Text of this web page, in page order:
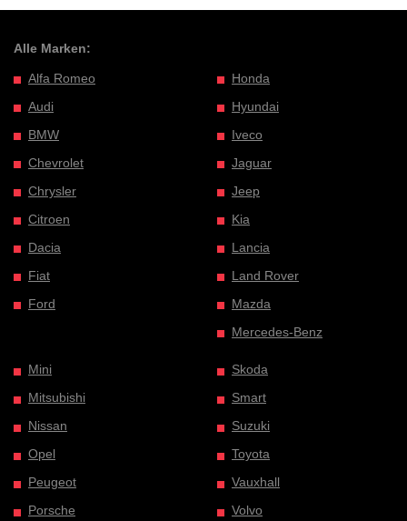
Alle Marken:
Alfa Romeo
Audi
BMW
Chevrolet
Chrysler
Citroen
Dacia
Fiat
Ford
Honda
Hyundai
Iveco
Jaguar
Jeep
Kia
Lancia
Land Rover
Mazda
Mercedes-Benz
Mini
Mitsubishi
Nissan
Opel
Peugeot
Porsche
Skoda
Smart
Suzuki
Toyota
Vauxhall
Volvo